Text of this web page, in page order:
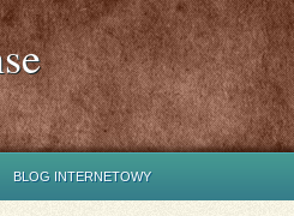
BLOG INTERNETOWY